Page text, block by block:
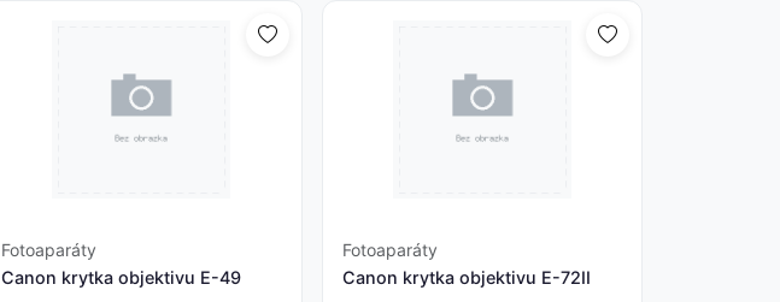
Fotoaparáty
Canon krytka objektivu E-49
Fotoaparáty
Canon krytka objektivu E-72II